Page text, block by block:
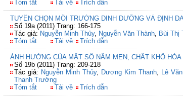
Tóm tắt
Tải về Trích dẫn
TUYỂN CHỌN MÔI TRƯỜNG DINH DƯỠNG VÀ ĐỊNH
Số 19a (2011) Trang: 166-175
Tác giả: Nguyễn Minh Thủy, Nguyễn Văn Thành, Bùi Thị
Tóm tắt
Tải về Trích dẫn
ẢNH HƯỞNG CỦA MẬT SỐ NẤM MEN, CHẤT KHÔ
Số 19b (2011) Trang: 209-218
Tác giả: Nguyễn Minh Thủy, Dương Kim Thanh, Lê
Thanh Trường
Tóm tắt
Tải về Trích dẫn